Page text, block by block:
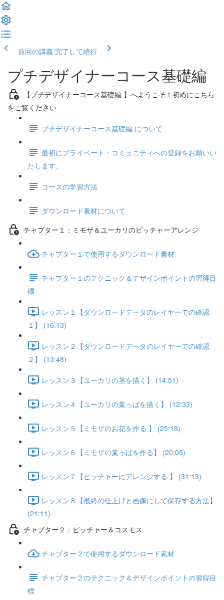
前回の講義 完了して続行
プチデザイナーコース基礎編
【プチデザイナーコース基礎編 】へようこそ！初めにこちら
をご覧ください
プチデザイナーコース基礎編 について
最初にプライベート・コミュニティへの登録をお願いい
たします。
コースの学習方法
ダウンロード素材について
チャプター１：ミモザ＆ユーカリのピッチャーアレンジ
チャプター１で使用するダウンロード素材
チャプター１のテクニック＆デザインポイントの習得目
標
レッスン１【ダウンロードデータのレイヤーでの確認
１】 (16:13)
レッスン２【ダウンロードデータのレイヤーでの確認
２】 (13:48)
レッスン３【ユーカリの茎を描く】 (14:51)
レッスン４【ユーカリの葉っぱを描く】 (12:33)
レッスン５【ミモザのお花を作る 】 (25:18)
レッスン６【ミモザの葉っぱを作る】 (20:05)
レッスン７【ピッチャーにアレンジする 】 (31:13)
レッスン８【最終の仕上げと画像にして保存する方法】
(21:11)
チャプター２：ピッチャー＆コスモス
チャプター２で使用するダウンロード素材
チャプター２のテクニック＆デザインポイントの習得目
標